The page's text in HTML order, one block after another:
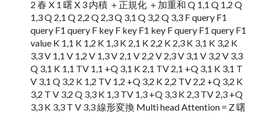
2 春 X 1 曙 X 3 内積 ＋正規化 ＋加重和 Q 1,1 Q 1,2 Q
1,3 Q 2,1 Q 2,2 Q 2,3 Q 3,1 Q 3,2 Q 3,3 F query F1
query F1 query F key F key F1 key F query F1 query F1
value K 1,1 K 1,2 K 1,3 K 2,1 K 2,2 K 2,3 K 3,1 K 3,2 K
3,3 V 1,1 V 1,2 V 1,3 V 2,1 V 2,2 V 2,3 V 3,1 V 3,2 V 3,3
Q 3,1 K 1,1 TV 1,1 +Q 3,1 K 2,1 TV 2,1 +Q 3,1 K 3,1 T
V 3,1 Q 3,2 K 1,2 TV 1,2 +Q 3,2 K 2,2 TV 2,2 +Q 3,2 K
3,2 T V 3,2 Q 3,3 K 1,3 TV 1,3 +Q 3,3 K 2,3 TV 2,3 +Q
3,3 K 3,3 T V 3,3 線形変換 Multi head Attention = Z 曙